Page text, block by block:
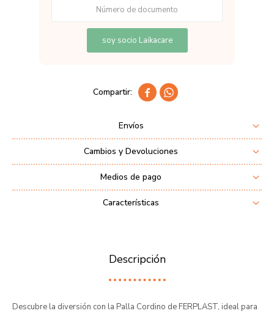
soy socio Laikacare
 
Envíos
Cambios y Devoluciones
Medios de pago
Características
Descripción
Descubre la diversión con la Palla Cordino de FERPLAST, ideal para